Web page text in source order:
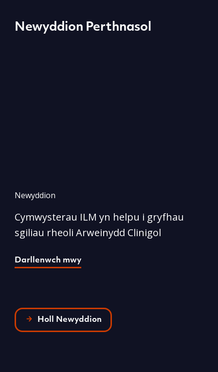
Newyddion Perthnasol
Newyddion
Cymwysterau ILM yn helpu i gryfhau
sgiliau rheoli Arweinydd Clinigol
Darllenwch mwy
Holl Newyddion